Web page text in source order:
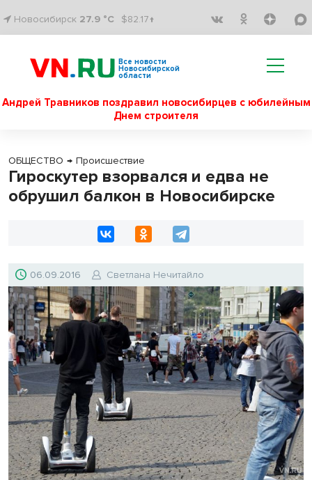
Новосибирск 27.9 °C $82.17↑
Все новости
Новосибирской
области
Андрей Травников поздравил новосибирцев с юбилейным
Днем строителя
ОБЩЕСТВО → Происшествие
Гироскутер взорвался и едва не
обрушил балкон в Новосибирске
06.09.2016 Светлана Нечитайло